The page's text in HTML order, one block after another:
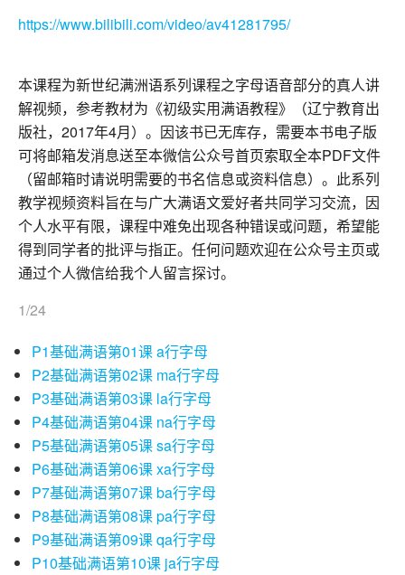
https://www.bilibili.com/video/av41281795/
本课程为新世纪满洲语系列课程之字母语音部分的真人讲
解视频，参考教材为《初级实用满语教程》（辽宁教育出
版社，2017年4月）。因该书已无库存，需要本书电子版
可将邮箱发消息送至本微信公众号首页索取全本PDF文件
（留邮箱时请说明需要的书名信息或资料信息）。此系列
教学视频资料旨在与广大满语文爱好者共同学习交流，因
个人水平有限，课程中难免出现各种错误或问题，希望能
得到同学者的批评与指正。任何问题欢迎在公众号主页或
通过个人微信给我个人留言探讨。
1/24
P1基础满语第01课 a行字母
P2基础满语第02课 ma行字母
P3基础满语第03课 la行字母
P4基础满语第04课 na行字母
P5基础满语第05课 sa行字母
P6基础满语第06课 xa行字母
P7基础满语第07课 ba行字母
P8基础满语第08课 pa行字母
P9基础满语第09课 qa行字母
P10基础满语第10课 ja行字母